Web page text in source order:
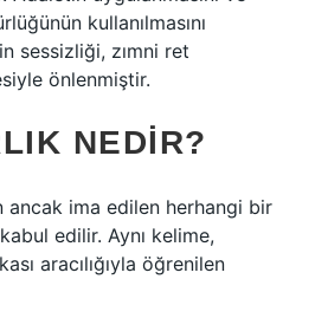
kullanılmasını
sessizliği, zımni ret
önlenmiştir.
NEDIR?
ancak ima edilen herhangi bir
edilir. Aynı kelime,
aracılığıyla öğrenilen